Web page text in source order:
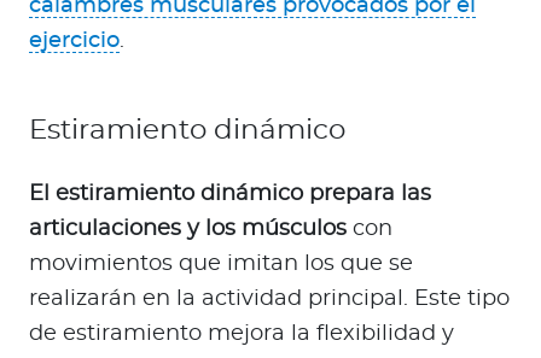
calambres musculares provocados por el
ejercicio.
Estiramiento dinámico
El estiramiento dinámico prepara las
articulaciones y los músculos con
movimientos que imitan los que se
realizarán en la actividad principal. Este tipo
de estiramiento mejora la flexibilidad y